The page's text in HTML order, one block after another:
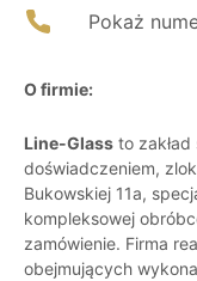
Pokaż
O firmie:
Line-Glass to zakład
doświadczeniem,
Bukowskiej 11a,
kompleksowej
zamówienie. Firma
obejmujących